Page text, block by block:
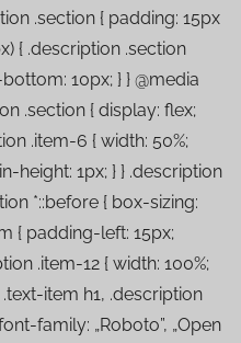
.section { padding: 15px
{ .description .section
10px; } } @media
.section { display: flex;
.item-6 { width: 50%;
height: 1px; } } .description
*::before { box-sizing:
{ padding-left: 15px;
.item-12 { width: 100%;
item h1, .description
family: „Roboto”, „Open